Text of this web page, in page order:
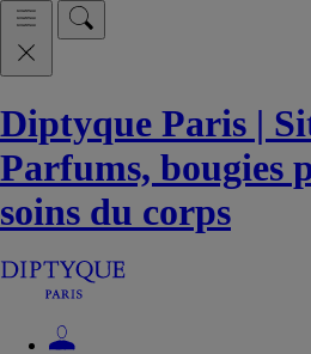
Diptyque Paris |
Parfums, bougies
soins du corps